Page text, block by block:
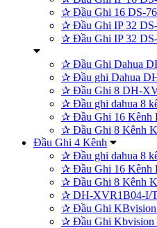
✰ Đầu Ghi 16 DS-
✰ Đầu Ghi IP 32
✰ Đầu Ghi IP 32
✰ Đầu Ghi Dahua
✰ Đầu ghi Dahua
✰ Đầu Ghi 8 DH-
✰ Đầu ghi dahua 8
✰ Đầu Ghi 16
✰ Đầu Ghi 8 Kênh
Đầu Ghi 4 Kênh
✰ Đầu ghi dahua 8
✰ Đầu Ghi 16
✰ Đầu Ghi 8 Kênh
✰ DH-XVR1B04-I/T
✰ Đầu Ghi
✰ Đầu Ghi